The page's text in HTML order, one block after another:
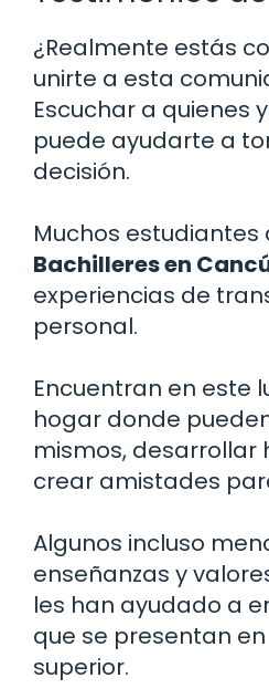
¿Realmente estás
unirte a esta
Escuchar a quienes
puede ayudarte a
decisión.
Muchos estudiantes
Bachilleres en
experiencias de
personal.
Encuentran en este
hogar donde
mismos, desarrollar
crear amistades
Algunos incluso
enseñanzas y
les han ayudado a
que se presentan
superior.